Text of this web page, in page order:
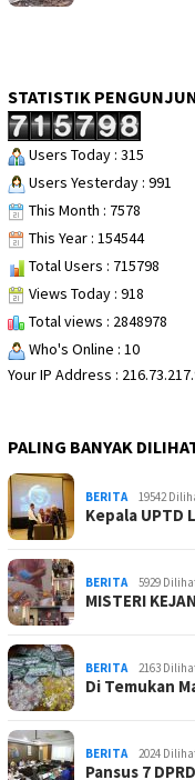
STATISTIK
Users Today : 315
Users Yesterday : 991
This Month : 7578
This Year : 154544
Total Users : 715798
Views Today : 918
Total views : 2848978
Who's Online : 10
Your IP Address :
PALING BANYAK
BERITA 19542
Kepala
BERITA 5929
MISTERI
BERITA 2163
Di Temukan
BERITA 2024
Pansus 7